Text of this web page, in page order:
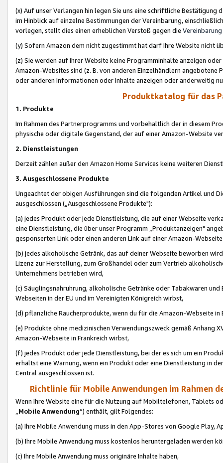
(x) Auf unser Verlangen hin legen Sie uns eine schriftliche
im Hinblick auf einzelne Bestimmungen der Vereinbarung,
vorlegen, stellt dies einen erheblichen Verstoß gegen die Vereinbarung
(y) Sofern Amazon dem nicht zugestimmt hat darf Ihre Website nicht
(z) Sie werden auf Ihrer Website keine Programminhalte anzeigen
Amazon-Websites sind (z. B. von anderen Einzelhändlern
oder anderen Informationen oder Inhalte anzeigen oder anderweitig
Produktkatalog für das
1. Produkte
Im Rahmen des Partnerprogramms und vorbehaltlich der in diesem
physische oder digitale Gegenstand, der auf einer Amazon-Website
2. Dienstleistungen
Derzeit zählen außer den Amazon Home Services keine weiteren
3. Ausgeschlossene Produkte
Ungeachtet der obigen Ausführungen sind die folgenden Artikel und
ausgeschlossen („Ausgeschlossene Produkte"):
(a) jedes Produkt oder jede Dienstleistung, die auf einer Webseite
eine Dienstleistung, die über unser Programm „Produktanzeigen"
gesponserten Link oder einen anderen Link auf einer Amazon-
(b) jedes alkoholische Getränk, das auf deiner Webseite beworben
Lizenz zur Herstellung, zum Großhandel oder zum Vertrieb
Unternehmens betrieben wird,
(c) Säuglingsnahruhrung, alkoholische Getränke oder Tabakwaren
Webseiten in der EU und im Vereinigten Königreich wirbst,
(d) pflanzliche Raucherprodukte, wenn du für die Amazon-Webseite in
(e) Produkte ohne medizinischen Verwendungszweck gemäß Anhang
Amazon-Webseite in Frankreich wirbst,
(f) jedes Produkt oder jede Dienstleistung, bei der es sich um ein
erhältst eine Warnung, wenn ein Produkt oder eine Dienstleistung in
Central ausgeschlossen ist.
Richtlinie für Mobile Anwendungen im Rahmen
Wenn Ihre Website eine für die Nutzung auf Mobiltelefonen, Tablets
„Mobile Anwendung“) enthält, gilt Folgendes:
(a) Ihre Mobile Anwendung muss in den App-Stores von Google Play,
(b) Ihre Mobile Anwendung muss kostenlos heruntergeladen werden
(c) Ihre Mobile Anwendung muss originäre Inhalte haben,